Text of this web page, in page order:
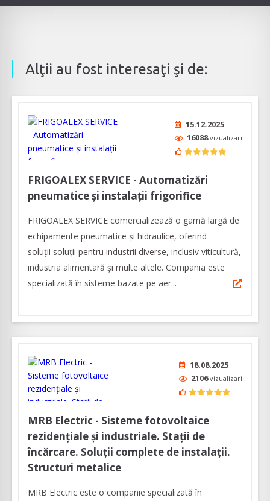
Alţii au fost interesaţi şi de:
15.12.2025
16088vizualizari
FRIGOALEX SERVICE - Automatizări
pneumatice și instalații frigorifice
FRIGOALEX SERVICE comercializează o gamă largă de
echipamente pneumatice și hidraulice, oferind
soluţii soluții pentru industrii diverse, inclusiv viticultură,
industria alimentară și multe altele. Compania este
specializată în sisteme bazate pe aer...
18.08.2025
2106vizualizari
MRB Electric - Sisteme fotovoltaice
rezidențiale și industriale. Stații de
încărcare. Soluții complete de instalații.
Structuri metalice
MRB Electric este o companie specializată în